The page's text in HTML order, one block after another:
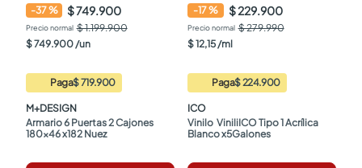
-37% $ 749.900
$ 1.199.900
$749.900/un
Paga$ 719.900
M+DESIGN
Armario 6 Puertas 2 Cajones
180x46 x182 Nuez
-17% $ 229.900
$ 279.990
$12,15/ml
Paga$ 224.900
ICO
Vinilo  ViniliICO Tipo 1 Acrílica
Blanco x5Galones